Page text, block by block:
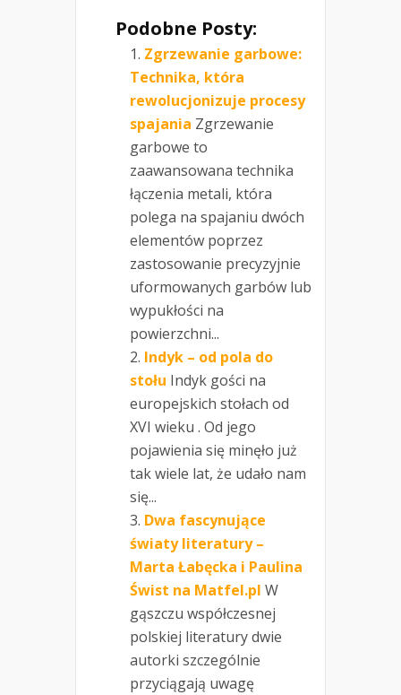
Podobne Posty:
Zgrzewanie garbowe:
Technika, która
rewolucjonizuje procesy
spajania Zgrzewanie
garbowe to
zaawansowana technika
łączenia metali, która
polega na spajaniu dwóch
elementów poprzez
zastosowanie precyzyjnie
uformowanych garbów lub
wypukłości na
powierzchni...
Indyk – od pola do
stołu Indyk gości na
europejskich stołach od
XVI wieku . Od jego
pojawienia się minęło już
tak wiele lat, że udało nam
się...
Dwa fascynujące
światy literatury –
Marta Łabęcka i Paulina
Świst na Matfel.pl W
gąszczu współczesnej
polskiej literatury dwie
autorki szczególnie
przyciągają uwagę